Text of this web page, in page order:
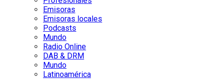
Emisoras
Emisoras locales
Podcasts
Mundo
Radio Online
DAB & DRM
Mundo
Latinoamérica